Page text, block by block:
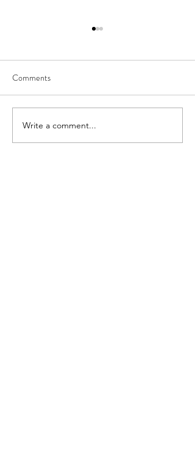
五年一瞬 台北榮總
Comments
Write a comment...